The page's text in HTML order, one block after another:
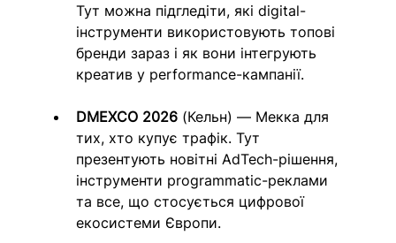
Тут можна підгледіти, які digital-
інструменти використовують топові
бренди зараз і як вони інтегрують
креатив у performance-кампанії.
DMEXCO 2026 (Кельн) — Мекка для
тих, хто купує трафік. Тут
презентують новітні AdTech-рішення,
інструменти programmatic-реклами
та все, що стосується цифрової
екосистеми Європи.